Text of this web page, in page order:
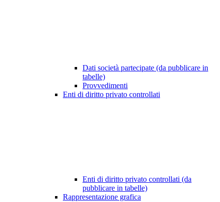
Dati società partecipate (da pubblicare in
tabelle)
Provvedimenti
Enti di diritto privato controllati
Enti di diritto privato controllati (da
pubblicare in tabelle)
Rappresentazione grafica